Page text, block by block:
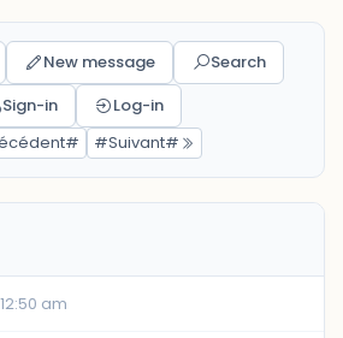
New message
Search
Sign-in
Log-in
#Suivant#
am